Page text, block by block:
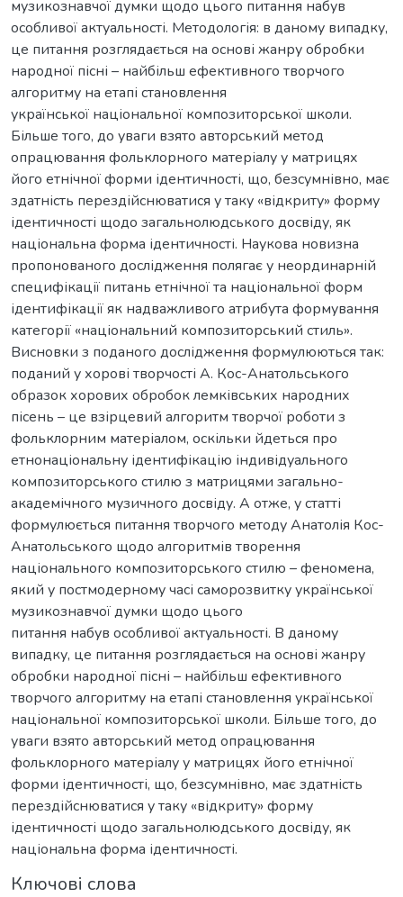
музикознавчої думки щодо цього питання набув
особливої актуальності. Методологія: в даному випадку,
це питання розглядається на основі жанру обробки
народної пісні – найбільш ефективного творчого
алгоритму на етапі становлення
української національної композиторської школи.
Більше того, до уваги взято авторський метод
опрацювання фольклорного матеріалу у матрицях
його етнічної форми ідентичності, що, безсумнівно, має
здатність перездійснюватися у таку «відкриту» форму
ідентичності щодо загальнолюдського досвіду, як
національна форма ідентичності. Наукова новизна
пропонованого дослідження полягає у неординарній
специфікації питань етнічної та національної форм
ідентифікації як надважливого атрибута формування
категорії «національний композиторський стиль».
Висновки з поданого дослідження формулюються так:
поданий у хорові творчості А. Кос-Анатольського
образок хорових обробок лемківських народних
пісень – це взірцевий алгоритм творчої роботи з
фольклорним матеріалом, оскільки йдеться про
етнонаціональну ідентифікацію індивідуального
композиторського стилю з матрицями загально-
академічного музичного досвіду. А отже, у статті
формулюється питання творчого методу Анатолія Кос-
Анатольського щодо алгоритмів творення
національного композиторського стилю – феномена,
який у постмодерному часі саморозвитку української
музикознавчої думки щодо цього
питання набув особливої актуальності. В даному
випадку, це питання розглядається на основі жанру
обробки народної пісні – найбільш ефективного
творчого алгоритму на етапі становлення української
національної композиторської школи. Більше того, до
уваги взято авторський метод опрацювання
фольклорного матеріалу у матрицях його етнічної
форми ідентичності, що, безсумнівно, має здатність
перездійснюватися у таку «відкриту» форму
ідентичності щодо загальнолюдського досвіду, як
національна форма ідентичності.
Ключові слова